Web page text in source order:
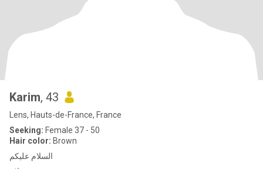
Karim, 43
Lens, Hauts-de-France, France
Seeking: Female 37 - 50
Hair color: Brown
السلام عليكم